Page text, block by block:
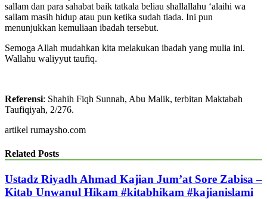
sallam dan para sahabat baik tatkala beliau shallallahu ‘alaihi wa
sallam masih hidup atau pun ketika sudah tiada. Ini pun
menunjukkan kemuliaan ibadah tersebut.
Semoga Allah mudahkan kita melakukan ibadah yang mulia ini.
Wallahu waliyyut taufiq.
Referensi: Shahih Fiqh Sunnah, Abu Malik, terbitan Maktabah
Taufiqiyah, 2/276.
artikel rumaysho.com
Related Posts
Ustadz Riyadh Ahmad Kajian Jum’at Sore Zabisa –
Kitab Unwanul Hikam #kitabhikam #kajianislami